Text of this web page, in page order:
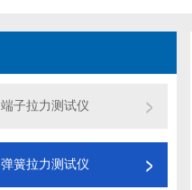
端子拉力测试仪
弹簧拉力测试仪